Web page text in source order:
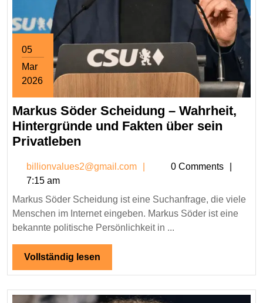
05
Mar
2026
5,
2026
Markus Söder Scheidung – Wahrheit,
Hintergründe und Fakten über sein
Privatleben
Scheidung
Wahrheit,
Hintergründe
und
Fakten
über
sein
Privatleben
billionvalues2@gmail.com
0 Comments
7:15 am
Markus Söder Scheidung ist eine Suchanfrage, die viele
Menschen im Internet eingeben. Markus Söder ist eine
bekannte politische Persönlichkeit in ...
Vollständig lesen
lesen